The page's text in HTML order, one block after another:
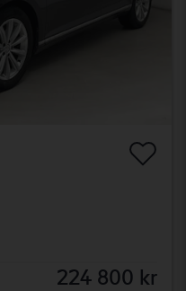
224 800 kr